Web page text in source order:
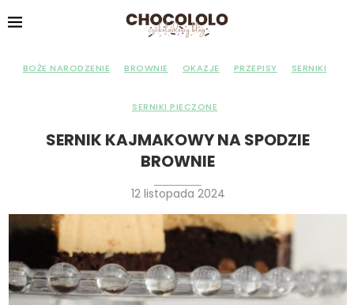
BOŻE NARODZENIE BROWNIE OKAZJE PRZEPISY SERNIKI
SERNIKI PIECZONE
SERNIK KAJMAKOWY NA SPODZIE
BROWNIE
12 listopada 2024